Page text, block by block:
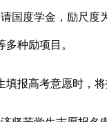
度学金，励尺度
种励项目。
高考意愿时，将